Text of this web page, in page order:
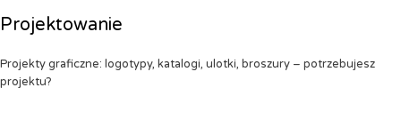
Projektowanie
Projekty graficzne: logotypy, katalogi, ulotki, broszury – potrzebujesz
projektu?